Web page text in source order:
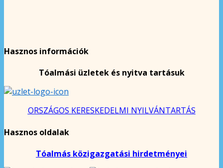
Hasznos információk
Tóalmási üzletek és nyitva tartásuk
ORSZÁGOS KERESKEDELMI NYILVÁNTARTÁS
Hasznos oldalak
Tóalmás közigazgatási hirdetményei